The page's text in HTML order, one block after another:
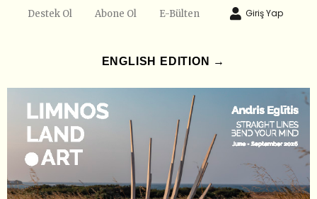
Destek Ol Abone Ol E-Bülten Giriş Yap
ENGLISH EDITION →